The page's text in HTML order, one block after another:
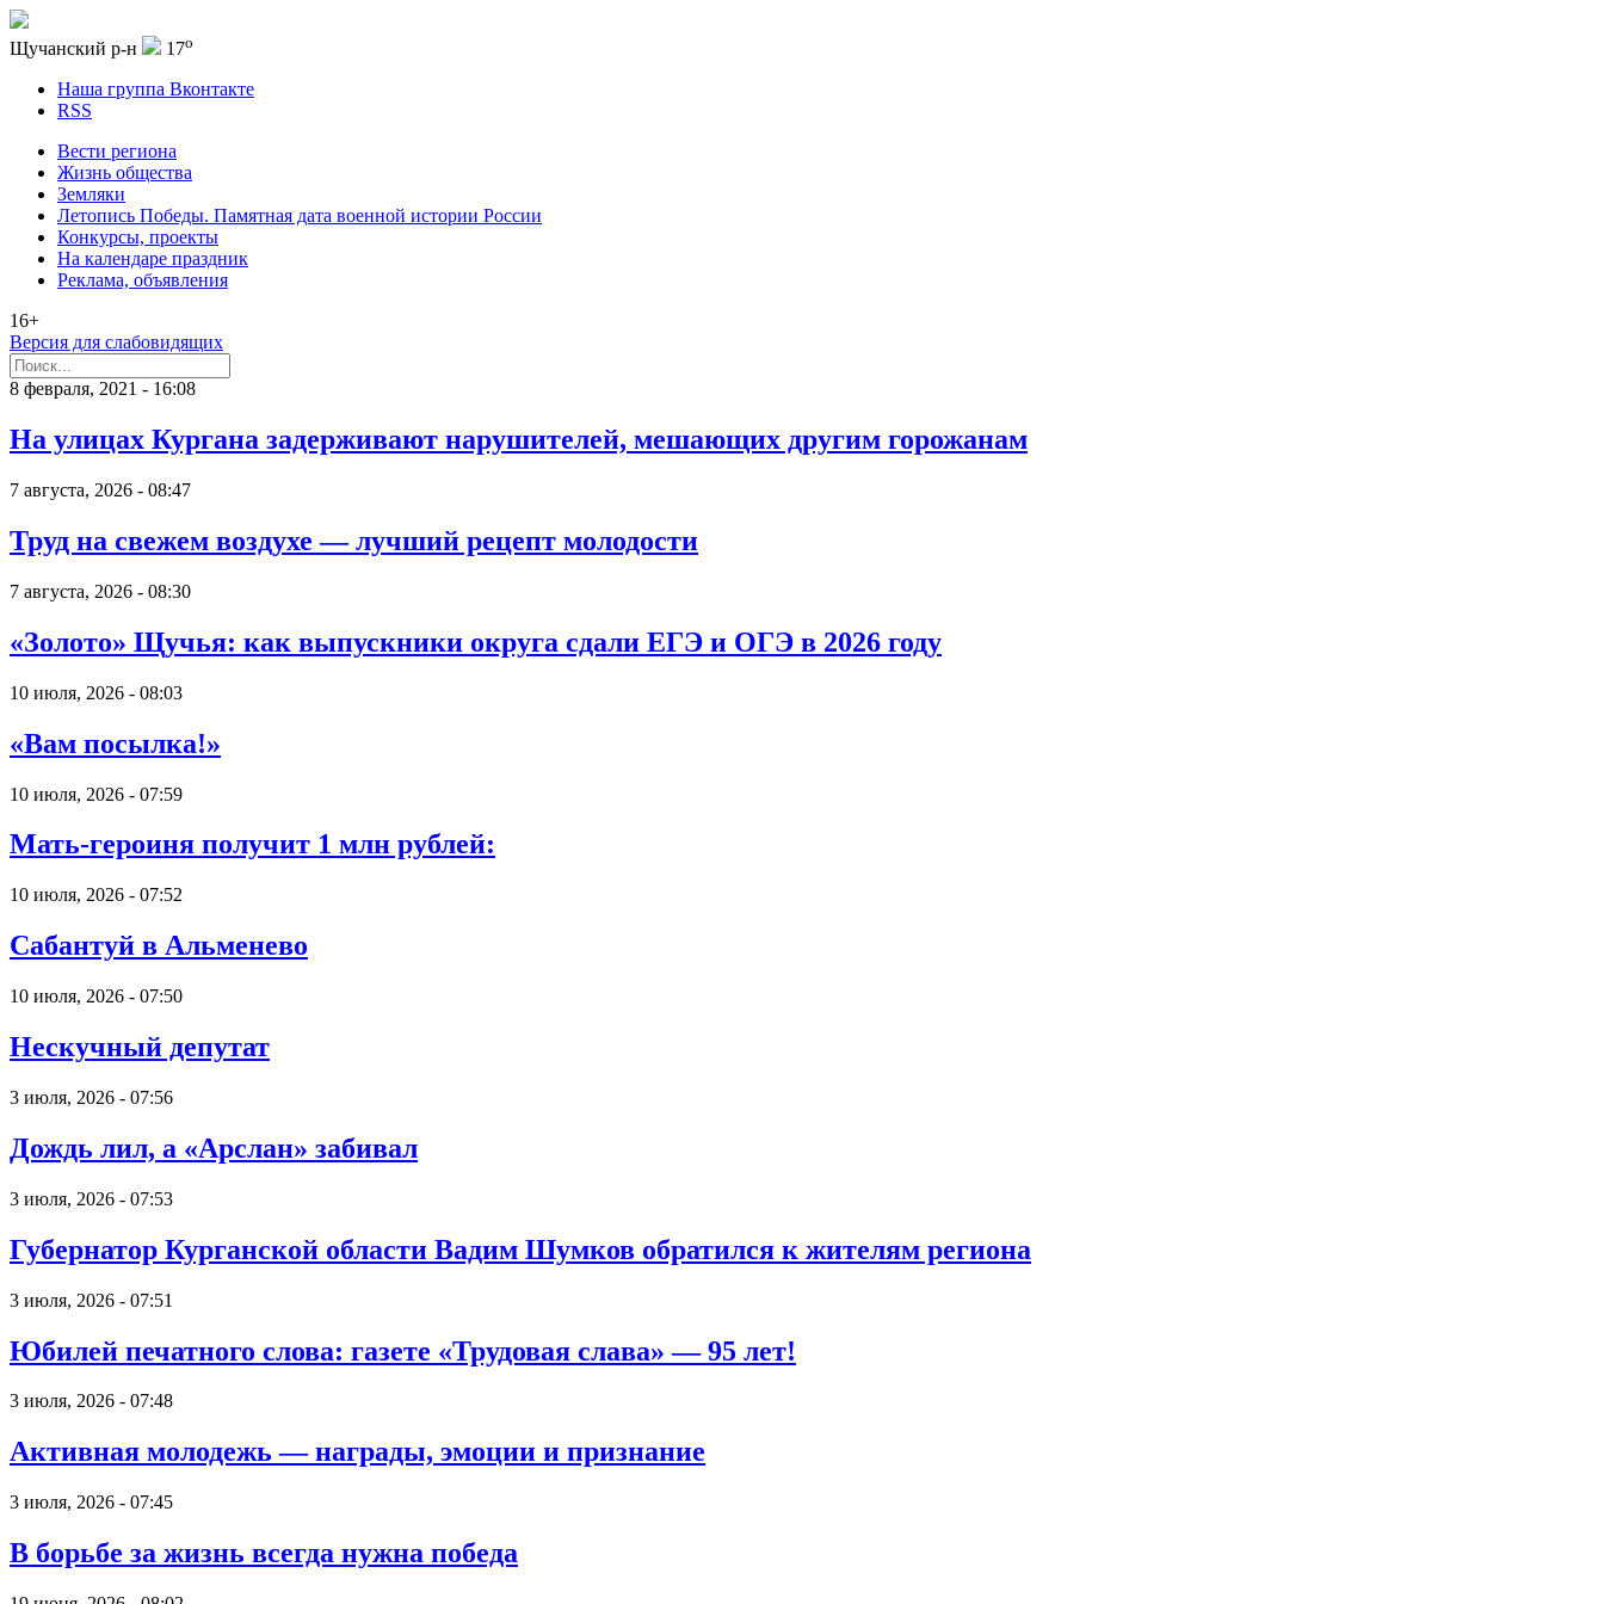
Щучанский р-н 17o
Наша группа Вконтакте
RSS
Вести региона
Жизнь общества
Земляки
Летопись Победы. Памятная дата военной истории России
Конкурсы, проекты
На календаре праздник
Реклама, объявления
16+
Версия для слабовидящих
8 февраля, 2021 - 16:08
На улицах Кургана задерживают нарушителей, мешающих другим горожанам
7 августа, 2026 - 08:47
Труд на свежем воздухе — лучший рецепт молодости
7 августа, 2026 - 08:30
«Золото» Щучья: как выпускники округа сдали ЕГЭ и ОГЭ в 2026 году
10 июля, 2026 - 08:03
«Вам посылка!»
10 июля, 2026 - 07:59
Мать-героиня получит 1 млн рублей:
10 июля, 2026 - 07:52
Сабантуй в Альменево
10 июля, 2026 - 07:50
Нескучный депутат
3 июля, 2026 - 07:56
Дождь лил, а «Арслан» забивал
3 июля, 2026 - 07:53
Губернатор Курганской области Вадим Шумков обратился к жителям региона
3 июля, 2026 - 07:51
Юбилей печатного слова: газете «Трудовая слава» — 95 лет!
3 июля, 2026 - 07:48
Активная молодежь — награды, эмоции и признание
3 июля, 2026 - 07:45
В борьбе за жизнь всегда нужна победа